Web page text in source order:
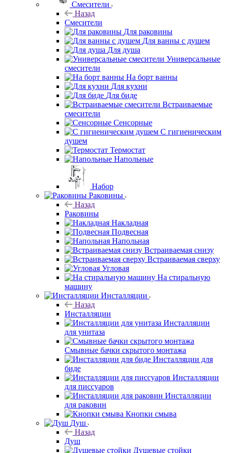
Смесители
Назад
Смесители
Для раковины
Для ванны с душем
Для душа
Универсальные
смесители
На борт ванны
Для кухни
Для биде
Встраиваемые
смесители
Сенсорные
С гигиеническим
душем
Термостат
Напольные
Набор
Раковины
Назад
Раковины
Накладная
Подвесная
Напольная
Встраиваемая снизу
Встраиваемая сверху
Угловая
На стиральную
машину
Инсталляции
Назад
Инсталляции
Инсталляции
для унитаза
Смывные бачки скрытого монтажа
Инсталляции для
биде
Инсталляции
для писсуаров
Инсталляции
для раковин
Кнопки смыва
Душ
Назад
Душ
Душевые стойки